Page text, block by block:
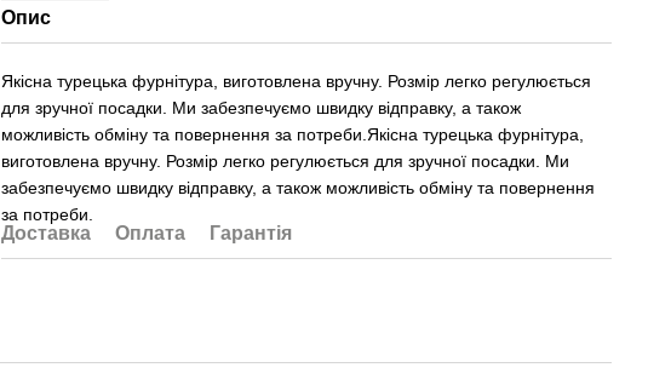
Опис
Якісна турецька фурнітура, виготовлена вручну. Розмір легко регулюється
для зручної посадки. Ми забезпечуємо швидку відправку, а також
можливість обміну та повернення за потреби.Якісна турецька фурнітура,
виготовлена вручну. Розмір легко регулюється для зручної посадки. Ми
забезпечуємо швидку відправку, а також можливість обміну та повернення
за потреби.
Доставка Оплата Гарантія